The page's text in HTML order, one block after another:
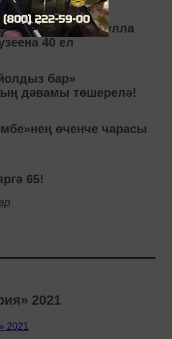
яши!”. Габдулла
40 ел
бар»
дәвамы төшерелә!
өченче чарасы
65!
2021